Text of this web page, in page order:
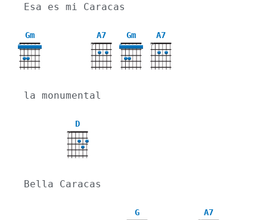
Esa es mi Caracas
Gm
3
A7
X
Gm
3
A7
X
la monumental
D
X
Bella Caracas
G A7